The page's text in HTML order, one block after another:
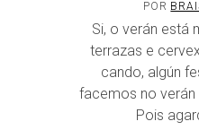
POR
Si, o verán está
terrazas e
cando, algún
facemos no
Pois